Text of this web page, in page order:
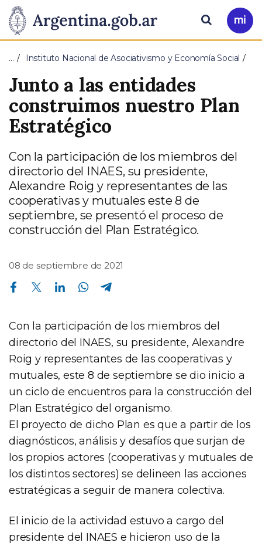
Presidencia
de
la
Nación
Pasar al contenido principal
Ir
a
Buscar
… Instituto Nacional de Asociativismo y Economía Social
Junto a las entidades
construimos nuestro Plan
Estratégico
Con la participación de los miembros del
directorio del INAES, su presidente,
Alexandre Roig y representantes de las
cooperativas y mutuales este 8 de
septiembre, se presentó el proceso de
construcción del Plan Estratégico.
08 de septiembre de 2021
Compartir en Facebook Compartir en Twitter Compartir en Linkedin Compartir en Whatsapp
Con la participación de los miembros del
directorio del INAES, su presidente, Alexandre
Roig y representantes de las cooperativas y
mutuales, este 8 de septiembre se dio inicio a
un ciclo de encuentros para la construcción del
Plan Estratégico del organismo.
El proyecto de dicho Plan es que a partir de los
diagnósticos, análisis y desafíos que surjan de
los propios actores (cooperativas y mutuales de
los distintos sectores) se delineen las acciones
estratégicas a seguir de manera colectiva.
El inicio de la actividad estuvo a cargo del
presidente del INAES e hicieron uso de la